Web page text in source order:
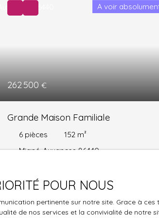
262 500 €
A voir
Grande Maison Familiale
6 pièces 152 m²
Migné-Auxances 86440
Auxances : Située dans un secteur calme et
résidentiel, à proximité des écoles et
commerces, et à seulement 15 minutes du
Futuroscope. Venez découvrir cette belle
POUR NOUS
pertinente sur notre site. Grace à
de nos services et la convivialité de notre